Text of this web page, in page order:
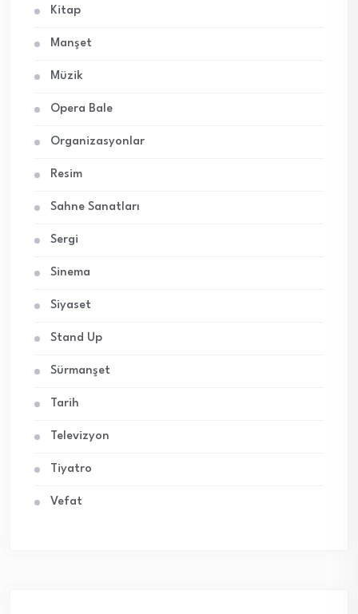
Kitap
Manşet
Müzik
Opera Bale
Organizasyonlar
Resim
Sahne Sanatları
Sergi
Sinema
Siyaset
Stand Up
Sürmanşet
Tarih
Televizyon
Tiyatro
Vefat